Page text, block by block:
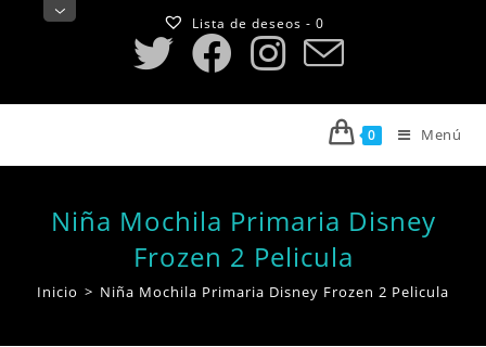
Lista de deseos - 0
0 Menú
Niña Mochila Primaria Disney
Frozen 2 Pelicula
Inicio > Niña Mochila Primaria Disney Frozen 2 Pelicula